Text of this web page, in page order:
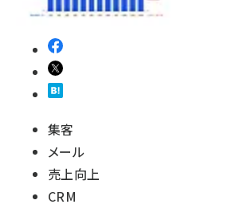
集客
メール
売上向上
CRM